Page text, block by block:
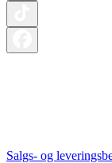
Salgs- og